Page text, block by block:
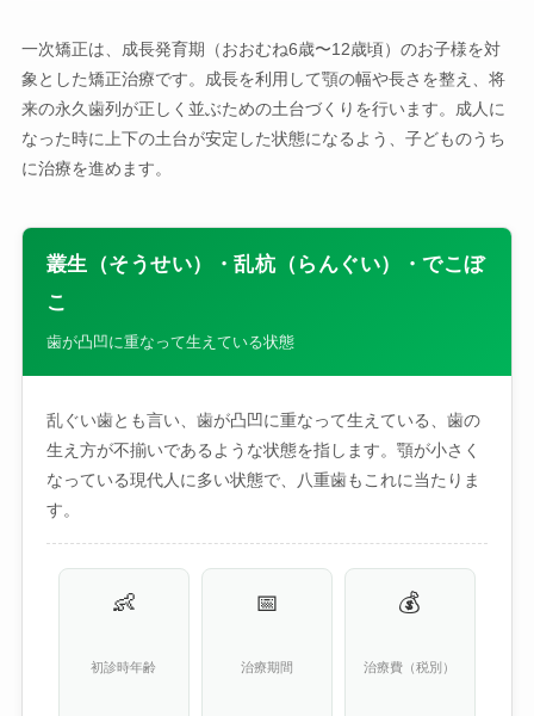
一次矯正は、成長発育期（おおむね6歳〜12歳頃）のお子様を対
象とした矯正治療です。成長を利用して顎の幅や長さを整え、将
来の永久歯列が正しく並ぶための土台づくりを行います。成人に
なった時に上下の土台が安定した状態になるよう、子どものうち
に治療を進めます。
叢生（そうせい）・乱杭（らんぐい）・でこぼ
こ
歯が凸凹に重なって生えている状態
乱ぐい歯とも言い、歯が凸凹に重なって生えている、歯の
生え方が不揃いであるような状態を指します。顎が小さく
なっている現代人に多い状態で、八重歯もこれに当たりま
す。
👶
初診時年齢
📅
治療期間
💰
治療費（税別）